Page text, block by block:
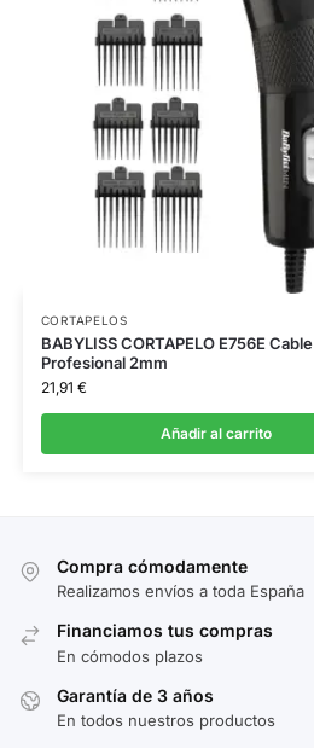
CORTAPELOS
BABYLISS CORTAPELO E756E Cable
Profesional 2mm
21,91 €
Añadir al carrito
Compra cómodamente
Realizamos envíos a toda España
Financiamos tus compras
En cómodos plazos
Garantía de 3 años
En todos nuestros productos